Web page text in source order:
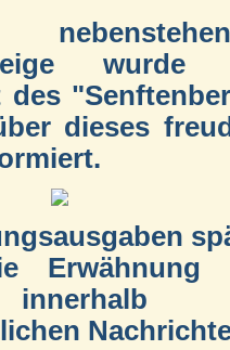
wurde
des
dieses
Erwähnung